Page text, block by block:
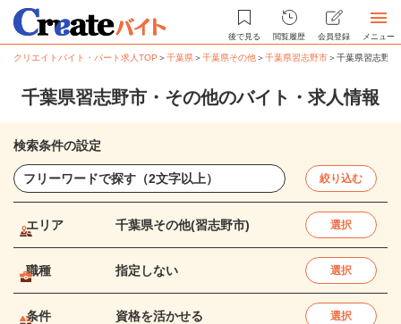
後で見る 閲覧履歴 会員登録 メニュー
クリエイトバイト・パート求人TOP ＞千葉県＞千葉県その他＞千葉県習志野市＞千葉県習志野
千葉県習志野市・その他のバイト・求人情報
検索条件の設定
絞り込む
エリア 千葉県その他(習志野市) 選択
職種 指定しない 選択
条件 資格を活かせる 選択